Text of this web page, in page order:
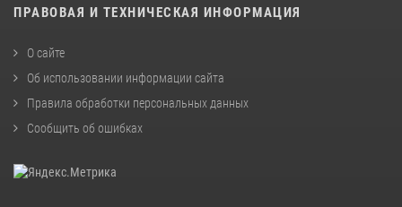
ПРАВОВАЯ И ТЕХНИЧЕСКАЯ ИНФОРМАЦИЯ
О сайте
Об использовании информации сайта
Правила обработки персональных данных
Сообщить об ошибках